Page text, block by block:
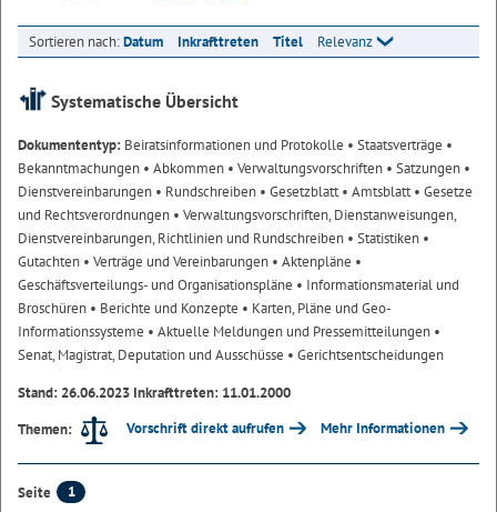
Sortieren nach:Datum Inkrafttreten Titel Relevanz
Systematische Übersicht
Dokumententyp: Beiratsinformationen und Protokolle • Staatsverträge •
Bekanntmachungen • Abkommen • Verwaltungsvorschriften • Satzungen •
Dienstvereinbarungen • Rundschreiben • Gesetzblatt• Amtsblatt• Gesetze
und Rechtsverordnungen • Verwaltungsvorschriften, Dienstanweisungen,
Dienstvereinbarungen, Richtlinien und Rundschreiben • Statistiken •
Gutachten • Verträge und Vereinbarungen • Aktenpläne •
Geschäftsverteilungs- und Organisationspläne • Informationsmaterial und
Broschüren • Berichte und Konzepte • Karten, Pläne und Geo-
Informationssysteme • Aktuelle Meldungen und Pressemitteilungen •
Senat, Magistrat, Deputation und Ausschüsse • Gerichtsentscheidungen
Stand: 26.06.2023 Inkrafttreten: 11.01.2000
Themen:
Vorschrift direkt aufrufen Mehr Informationen
Seite
1